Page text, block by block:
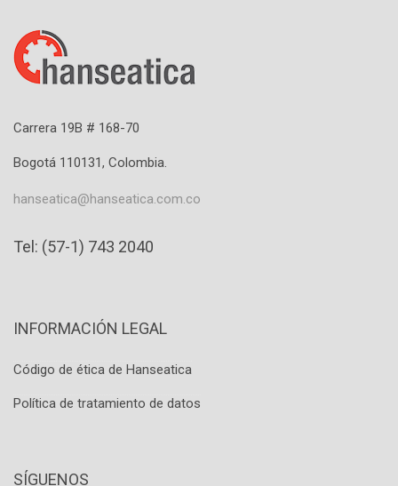
Carrera 19B # 168-70
Bogotá 110131, Colombia.
hanseatica@hanseatica.com.co
Tel: (57-1) 743 2040
INFORMACIÓN LEGAL
Código de ética de Hanseatica
Política de tratamiento de datos
SÍGUENOS